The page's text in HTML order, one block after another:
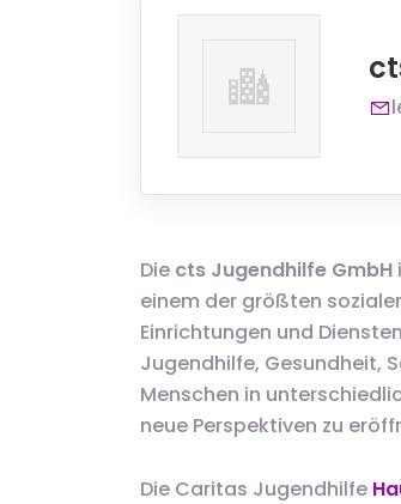
Die cts Jugendhilfe GmbH
einem der größten
Einrichtungen und
Jugendhilfe, Gesundheit,
Menschen in
neue Perspektiven zu
Die Caritas Jugendhilfe